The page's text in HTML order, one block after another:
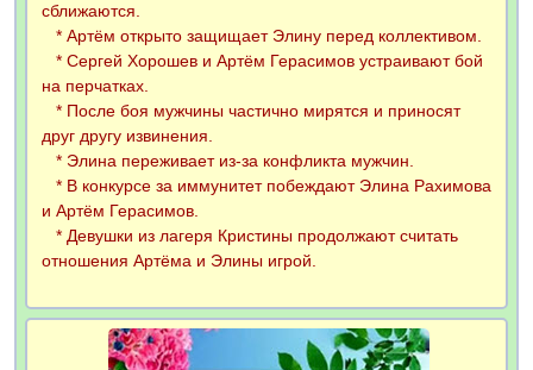
сближаются.
* Артём открыто защищает Элину перед коллективом.
* Сергей Хорошев и Артём Герасимов устраивают бой
на перчатках.
* После боя мужчины частично мирятся и приносят
друг другу извинения.
* Элина переживает из-за конфликта мужчин.
* В конкурсе за иммунитет побеждают Элина Рахимова
и Артём Герасимов.
* Девушки из лагеря Кристины продолжают считать
отношения Артёма и Элины игрой.